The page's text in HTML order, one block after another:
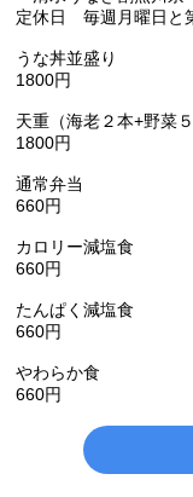
定休日 毎週月曜日と
うな丼並盛り
1800円
天重（海老２本+野菜５
1800円
通常弁当
660円
カロリー減塩食
660円
たんぱく減塩食
660円
やわらか食
660円